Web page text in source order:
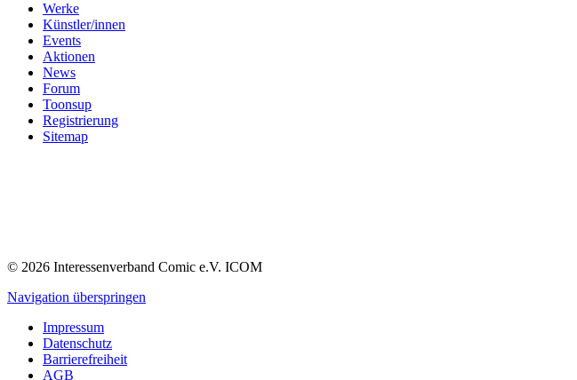
Werke
Künstler/innen
Events
Aktionen
News
Forum
Toonsup
Registrierung
Sitemap
© 2026 Interessenverband Comic e.V. ICOM
Navigation überspringen
Impressum
Datenschutz
Barrierefreiheit
AGB